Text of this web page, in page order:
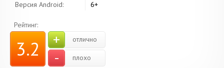
Версия Android:
6+
Рейтинг:
3.2 + отлично
-
плохо